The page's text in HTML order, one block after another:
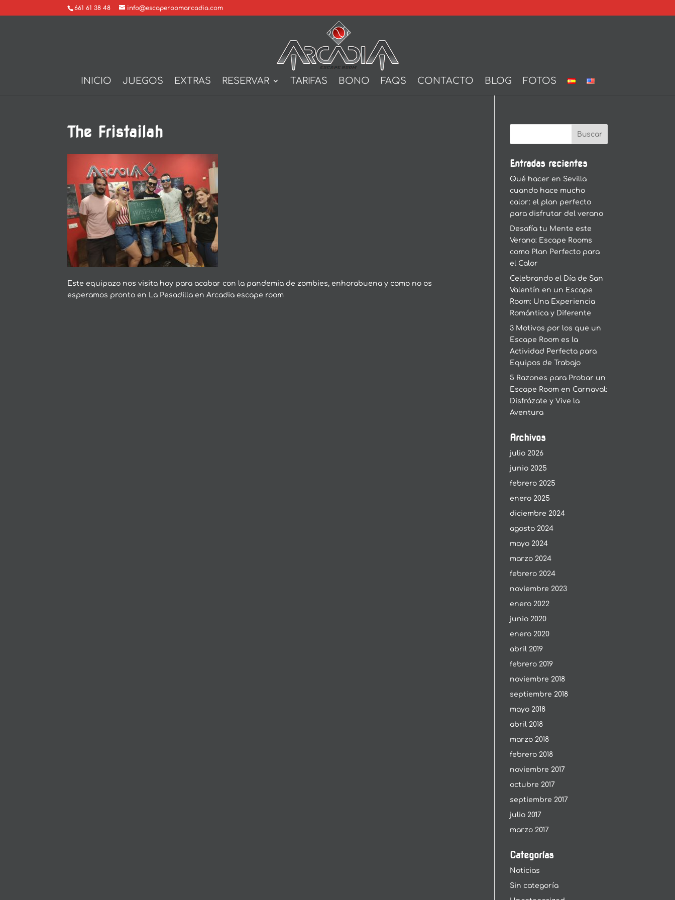
661 61 38 48 info@escaperoomarcadia.com
INICIO JUEGOS EXTRAS RESERVAR TARIFAS BONO FAQS CONTACTO BLOG FOTOS
The Fristailah
Este equipazo nos visita hoy para acabar con la pandemia de zombies, enhorabuena y como no os
esperamos pronto en La Pesadilla en Arcadia escape room
Entradas recientes
Qué hacer en Sevilla
cuando hace mucho
calor: el plan perfecto
para disfrutar del verano
Desafía tu Mente este
Verano: Escape Rooms
como Plan Perfecto para
el Calor
Celebrando el Día de San
Valentín en un Escape
Room: Una Experiencia
Romántica y Diferente
3 Motivos por los que un
Escape Room es la
Actividad Perfecta para
Equipos de Trabajo
5 Razones para Probar un
Escape Room en Carnaval:
Disfrázate y Vive la
Aventura
Archivos
julio 2026
junio 2025
febrero 2025
enero 2025
diciembre 2024
agosto 2024
mayo 2024
marzo 2024
febrero 2024
noviembre 2023
enero 2022
junio 2020
enero 2020
abril 2019
febrero 2019
noviembre 2018
septiembre 2018
mayo 2018
abril 2018
marzo 2018
febrero 2018
noviembre 2017
octubre 2017
septiembre 2017
julio 2017
marzo 2017
Categorías
Noticias
Sin categoría